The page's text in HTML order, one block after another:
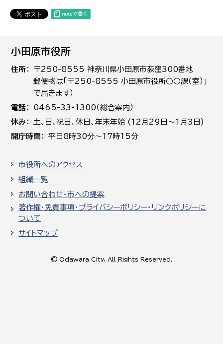
小田原市役所
住所
〒250-8555 神奈川県小田原市荻窪300番地
郵便物は「〒250-8555 小田原市役所○○課（室）」
で届きます）
電話
0465-33-1300（総合案内）
休み
土､日､祝日、休日、年末年始 (12月29日～1月3日)
開庁時間
平日8時30分～17時15分
市役所へのアクセス
組織一覧
お問い合わせ・市への提案
著作権・免責事項・プライバシーポリシー・リンクポリシーに
ついて
サイトマップ
© Odawara City, All Rights Reserved.